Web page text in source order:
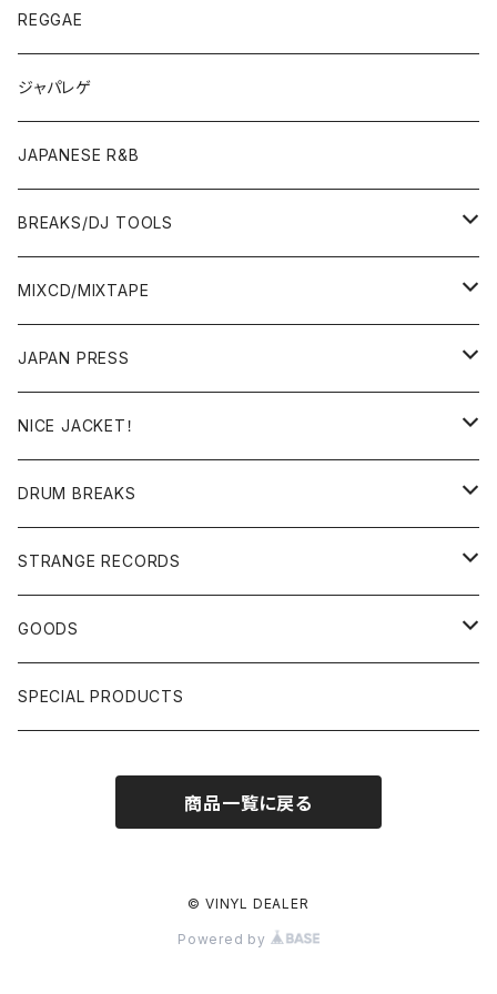
JAPANESE
OTHERS
7"/12"
JAPANESE
OTHERS
REGGAE
ジャパレゲ
JAPANESE R&B
BREAKS/DJ TOOLS
BREAKS/MEGAMIX/CUT UP
RE-EDIT/DJ TOOLS
MIXCD/MIXTAPE
MIXCD
日本語ラップ
JAPANESE DJ
MIXTAPE
JAPAN PRESS
LP(+ OBI)
7"/12"
NICE JACKET！
DONUTS 45
GIRLS
HIPHOP CLASSIC GALLERY
日本語ラップ CLASSIC GALLERY
DRUM BREAKS
US/UK/OTHERS
JAPANESE
STRANGE RECORDS
DRUM DRUM DRUM/KARAOKE
パチソン/AUDIO CHECK/LIBRARY
GOODS
BOOK
SPECIAL PRODUCTS
商品一覧に戻る
© VINYL DEALER
Powered by